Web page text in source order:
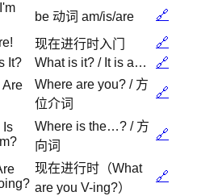
be 动词 am/is/are
🔗
现在进行时入门
🔗
It? What is it? / It is a… 🔗
Are
Where are you? / 方
位介词
🔗
Is
Where is the…? / 方
向词
🔗
现在进行时（What
are you V-ing?）
🔗